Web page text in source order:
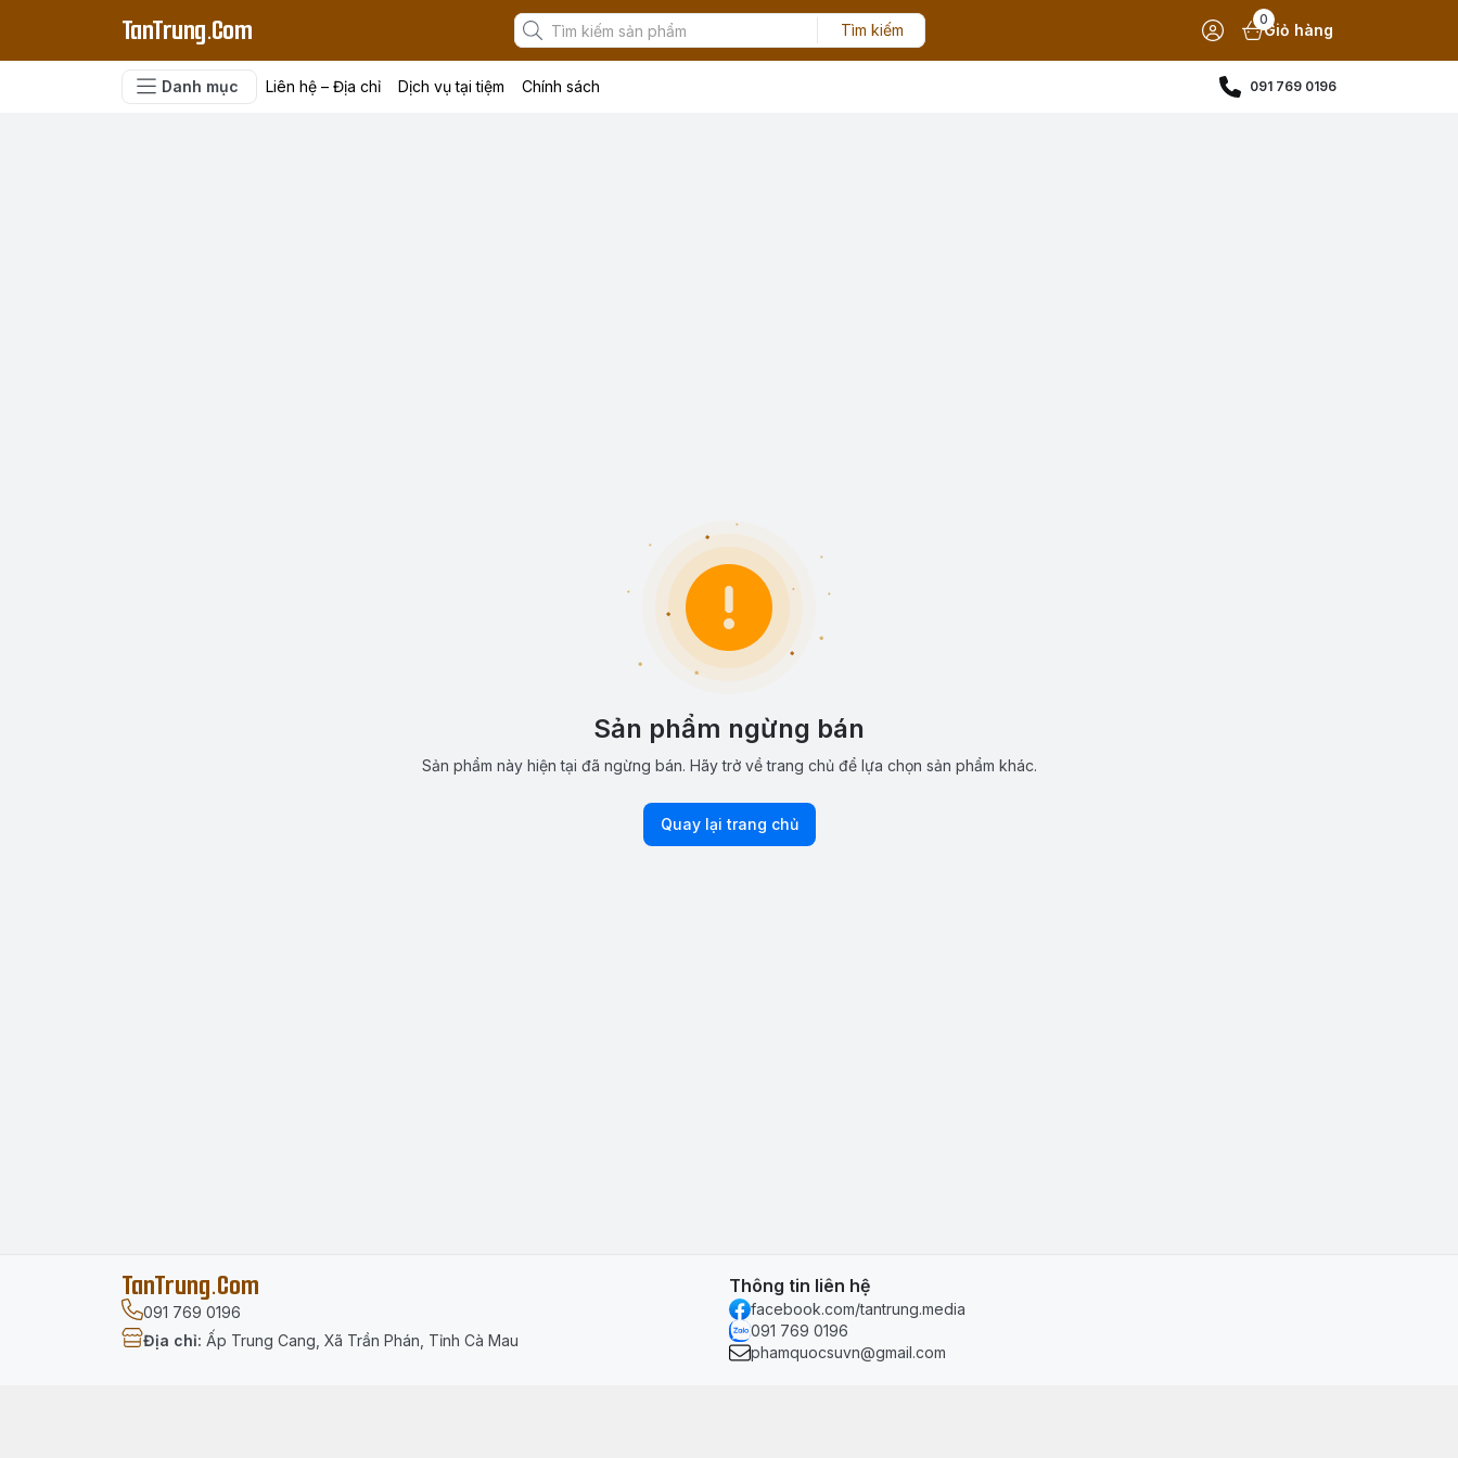
TanTrung.Com Tìm kiếm
0
Giỏ hàng
Danh mục Liên hệ – Địa chỉ Dịch vụ tại tiệm Chính sách 091 769 0196
Sản phẩm ngừng bán
Sản phẩm này hiện tại đã ngừng bán. Hãy trở về trang chủ để lựa chọn sản phẩm khác.
Quay lại trang chủ
TanTrung.Com
091 769 0196
Địa chỉ: Ấp Trung Cang, Xã Trần Phán, Tỉnh Cà Mau
Thông tin liên hệ
facebook.com/tantrung.media
091 769 0196
phamquocsuvn@gmail.com